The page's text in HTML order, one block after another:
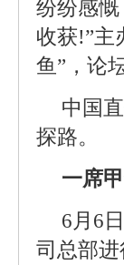
纷纷感
收获!”主
鱼”，论
中国
探路。
一席
6月6
司总部